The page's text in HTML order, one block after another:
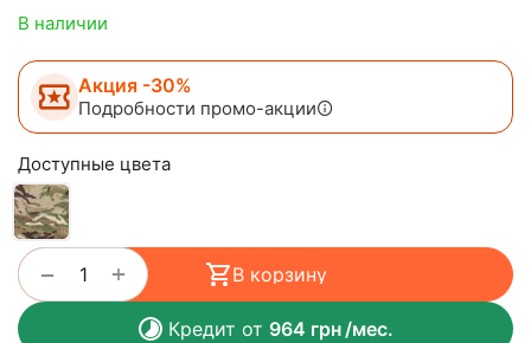
В наличии
Акция -30%
Подробности промо-акции
Доступные цвета
+
− В корзину
Кредит от 964 грн/мес.